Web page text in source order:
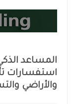
المساعد
استفسارات
والأراضي